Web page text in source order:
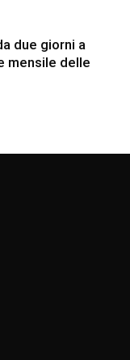
due giorni a
mensile delle